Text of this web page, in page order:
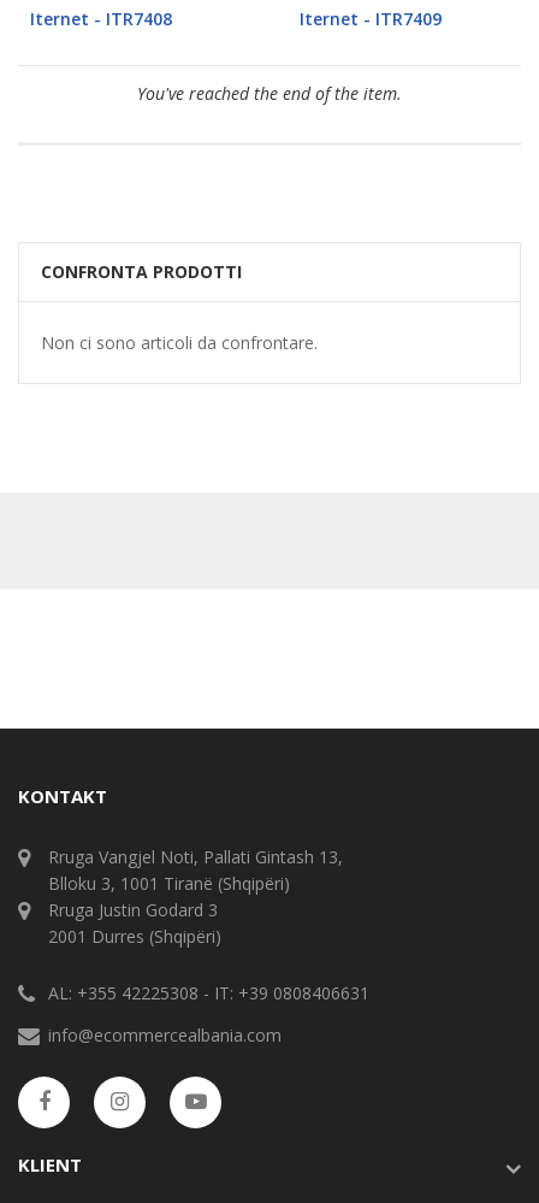
Iternet - ITR7408 Iternet - ITR7409
You've reached the end of the item.
CONFRONTA PRODOTTI
Non ci sono articoli da confrontare.
KONTAKT
Rruga Vangjel Noti, Pallati Gintash 13,
Blloku 3, 1001 Tiranë (Shqipëri)
Rruga Justin Godard 3
2001 Durres (Shqipëri)
AL: +355 42225308 - IT: +39 0808406631
info@ecommercealbania.com
KLIENT